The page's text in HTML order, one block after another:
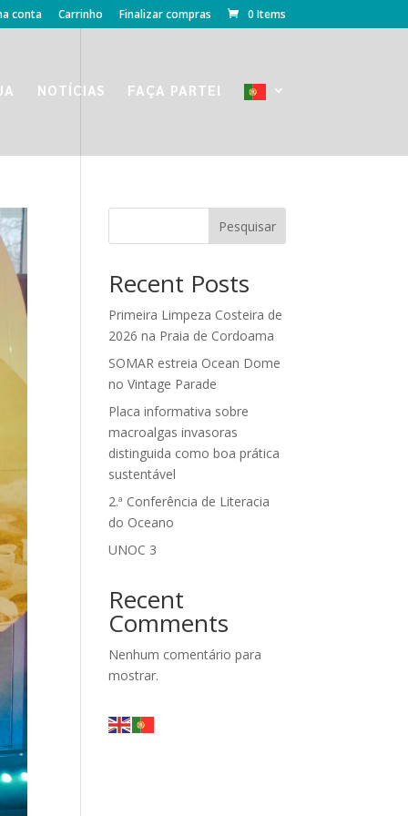
conta Carrinho Finalizar compras 0 Items
NOTÍCIAS FAÇA PARTE!
Pesquisar
Recent Posts
Primeira Limpeza Costeira de
2026 na Praia de Cordoama
SOMAR estreia Ocean Dome
no Vintage Parade
Placa informativa sobre
macroalgas invasoras
distinguida como boa prática
sustentável
2.ª Conferência de Literacia
do Oceano
UNOC 3
Recent
Comments
Nenhum comentário para
mostrar.